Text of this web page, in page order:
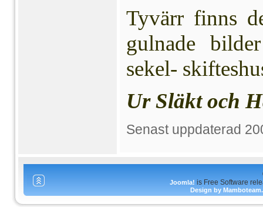
Tyvärr finns
gulnade
sekel-
Ur Släkt och
Senast uppdaterad
Joomla! is Free Software
Design by